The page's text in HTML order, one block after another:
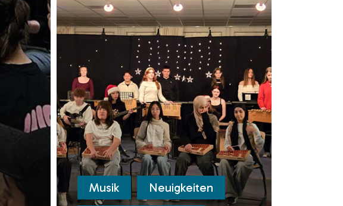
Musik Neuigkeiten